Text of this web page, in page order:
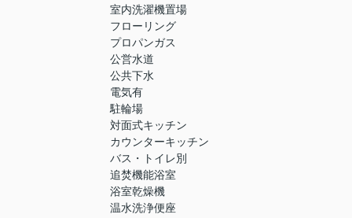
室内洗濯機置場
フローリング
プロパンガス
公営水道
公共下水
電気有
駐輪場
対面式キッチン
カウンターキッチン
バス・トイレ別
追焚機能浴室
浴室乾燥機
温水洗浄便座